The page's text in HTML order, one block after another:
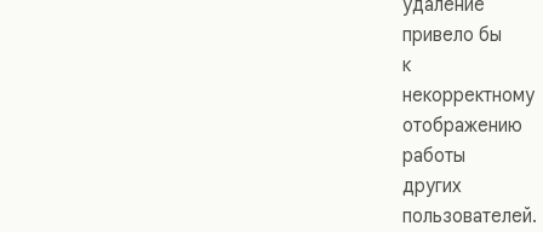
привело бы
к
некорректному
отображению
работы
других
пользователей.